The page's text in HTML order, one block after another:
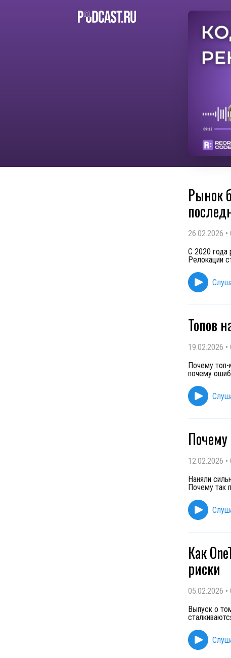
Рынок
26.02.2026 •
С 2020 года
Релокации
Топов
19.02.2026 •
Почему топ-
почему
12.02.2026 •
Наняли
Почему так
Как
риски
05.02.2026 •
Выпуск о